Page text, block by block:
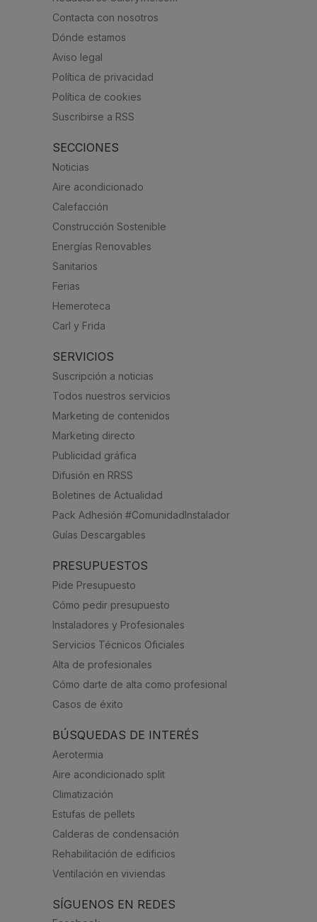
Contacta con nosotros
Dónde estamos
Aviso legal
Política de privacidad
Política de cookies
Suscribirse a RSS
SECCIONES
Noticias
Aire acondicionado
Calefacción
Construcción Sostenible
Energías Renovables
Sanitarios
Ferias
Hemeroteca
Carl y Frida
SERVICIOS
Suscripción a noticias
Todos nuestros servicios
Marketing de contenidos
Marketing directo
Publicidad gráfica
Difusión en RRSS
Boletines de Actualidad
Pack Adhesión #ComunidadInstalador
Guías Descargables
PRESUPUESTOS
Pide Presupuesto
Cómo pedir presupuesto
Instaladores y Profesionales
Servicios Técnicos Oficiales
Alta de profesionales
Cómo darte de alta como profesional
Casos de éxito
BÚSQUEDAS DE INTERÉS
Aerotermia
Aire acondicionado split
Climatización
Estufas de pellets
Calderas de condensación
Rehabilitación de edificios
Ventilación en viviendas
SÍGUENOS EN REDES